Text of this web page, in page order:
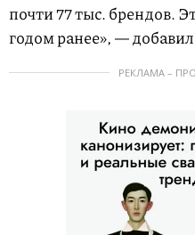
почти 77 тыс. брендов.
годом ранее», —
РЕКЛАМА –